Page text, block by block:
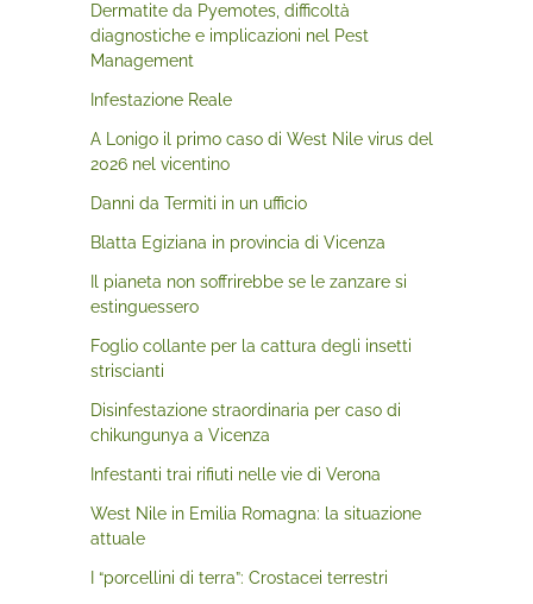
Dermatite da Pyemotes, difficoltà
diagnostiche e implicazioni nel Pest
Management
Infestazione Reale
A Lonigo il primo caso di West Nile virus del
2026 nel vicentino
Danni da Termiti in un ufficio
Blatta Egiziana in provincia di Vicenza
Il pianeta non soffrirebbe se le zanzare si
estinguessero
Foglio collante per la cattura degli insetti
striscianti
Disinfestazione straordinaria per caso di
chikungunya a Vicenza
Infestanti trai rifiuti nelle vie di Verona
West Nile in Emilia Romagna: la situazione
attuale
I “porcellini di terra”: Crostacei terrestri